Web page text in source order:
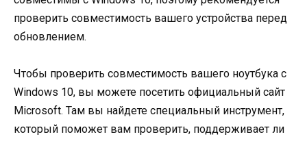
проверить совместимость вашего устройства перед
обновлением.
Чтобы проверить совместимость вашего ноутбука с
Windows 10, вы можете посетить официальный сайт
Microsoft. Там вы найдете специальный инструмент,
который поможет вам проверить, поддерживает ли